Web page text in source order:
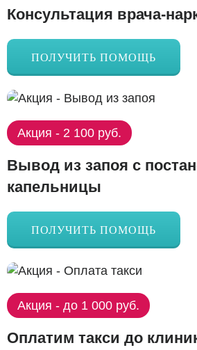
Консультация врача-
ПОЛУЧИТЬ ПОМОЩЬ
Акция - 2 100 руб.
Вывод из запоя с
капельницы
ПОЛУЧИТЬ ПОМОЩЬ
Акция - до 1 000 руб.
Оплатим такси до